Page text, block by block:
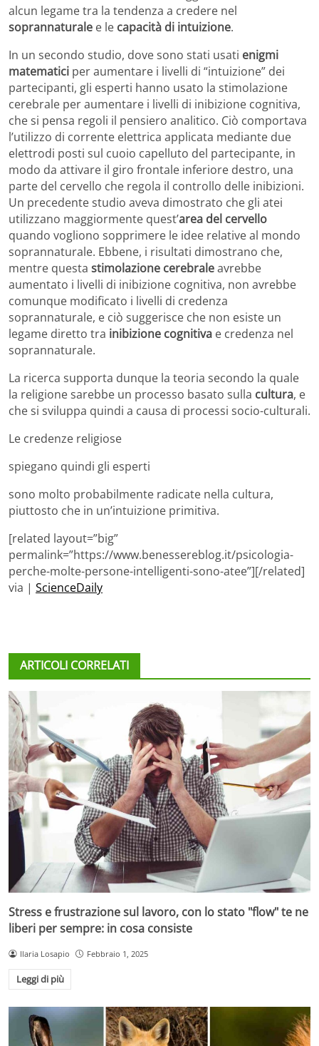
alcun legame tra la tendenza a credere nel
soprannaturale e le capacità di intuizione.
In un secondo studio, dove sono stati usati enigmi
matematici per aumentare i livelli di “intuizione” dei
partecipanti, gli esperti hanno usato la stimolazione
cerebrale per aumentare i livelli di inibizione cognitiva,
che si pensa regoli il pensiero analitico. Ciò comportava
l’utilizzo di corrente elettrica applicata mediante due
elettrodi posti sul cuoio capelluto del partecipante, in
modo da attivare il giro frontale inferiore destro, una
parte del cervello che regola il controllo delle inibizioni.
Un precedente studio aveva dimostrato che gli atei
utilizzano maggiormente quest’area del cervello
quando vogliono sopprimere le idee relative al mondo
soprannaturale. Ebbene, i risultati dimostrano che,
mentre questa stimolazione cerebraleavrebbe
aumentato i livelli di inibizione cognitiva, non avrebbe
comunque modificato i livelli di credenza
soprannaturale, e ciò suggerisce che non esiste un
legame diretto tra inibizione cognitiva e credenza nel
soprannaturale.
La ricerca supporta dunque la teoria secondo la quale
la religione sarebbe un processo basato sulla cultura, e
che si sviluppa quindi a causa di processi socio-culturali.
Le credenze religiose
spiegano quindi gli esperti
sono molto probabilmente radicate nella cultura,
piuttosto che in un’intuizione primitiva.
[related layout=”big”
permalink=”https://www.benessereblog.it/psicologia-
perche-molte-persone-intelligenti-sono-atee”][/related]
via | ScienceDaily
ARTICOLI CORRELATI
Stress e frustrazione sul lavoro, con lo stato "flow" te ne
liberi per sempre: in cosa consiste
Ilaria Losapio Febbraio 1, 2025
Leggi di più